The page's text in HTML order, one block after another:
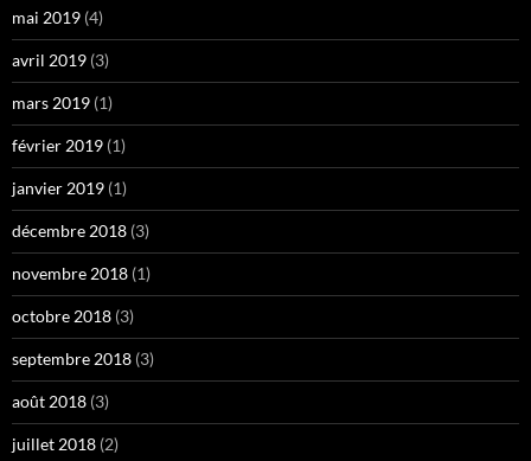
mai 2019 (4)
avril 2019 (3)
mars 2019 (1)
février 2019 (1)
janvier 2019 (1)
décembre 2018 (3)
novembre 2018 (1)
octobre 2018 (3)
septembre 2018 (3)
août 2018 (3)
juillet 2018 (2)